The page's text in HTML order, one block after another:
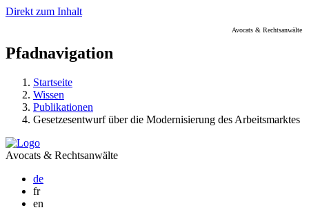
Direkt zum Inhalt
Avocats & Rechtsanwälte
Pfadnavigation
Startseite
Wissen
Publikationen
Gesetzesentwurf über die Modernisierung des Arbeitsmarktes
Avocats & Rechtsanwälte
de
fr
en